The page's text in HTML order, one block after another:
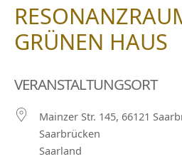
GRÜNEN HAUS
VERANSTALTUNGSORT
Mainzer Str. 145, 66121
Saarbrücken
Saarland